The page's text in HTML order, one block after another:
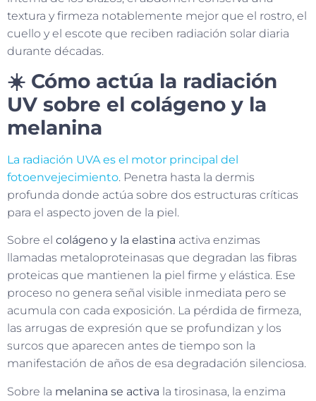
textura y firmeza notablemente mejor que el rostro, el
cuello y el escote que reciben radiación solar diaria
durante décadas.
☀️ Cómo actúa la radiación
UV sobre el colágeno y la
melanina
La radiación UVA es el motor principal del
fotoenvejecimiento. Penetra hasta la dermis
profunda donde actúa sobre dos estructuras críticas
para el aspecto joven de la piel.
Sobre el colágeno y la elastina activa enzimas
llamadas metaloproteinasas que degradan las fibras
proteicas que mantienen la piel firme y elástica. Ese
proceso no genera señal visible inmediata pero se
acumula con cada exposición. La pérdida de firmeza,
las arrugas de expresión que se profundizan y los
surcos que aparecen antes de tiempo son la
manifestación de años de esa degradación silenciosa.
Sobre la melanina se activa la tirosinasa, la enzima